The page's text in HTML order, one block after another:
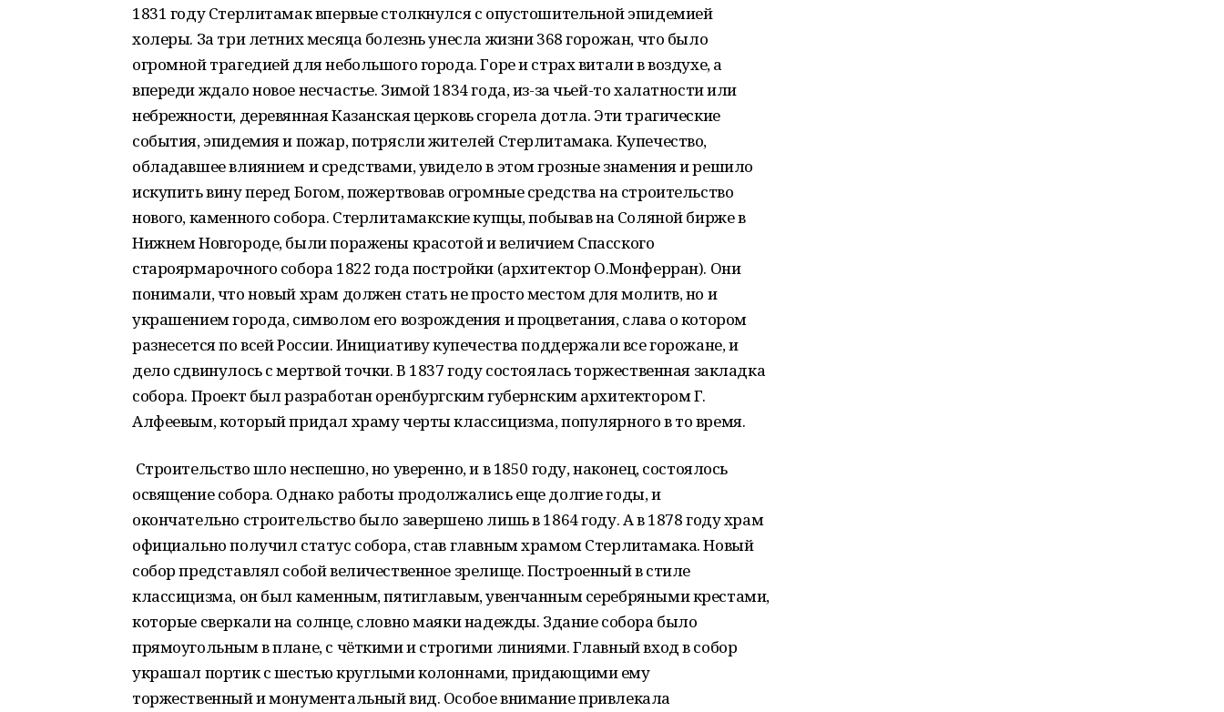
1831 году Стерлитамак впервые столкнулся с опустошительной эпидемией
холеры. За три летних месяца болезнь унесла жизни 368 горожан, что было
огромной трагедией для небольшого города. Горе и страх витали в воздухе, а
впереди ждало новое несчастье. Зимой 1834 года, из-за чьей-то халатности или
небрежности, деревянная Казанская церковь сгорела дотла. Эти трагические
события, эпидемия и пожар, потрясли жителей Стерлитамака. Купечество,
обладавшее влиянием и средствами, увидело в этом грозные знамения и решило
искупить вину перед Богом, пожертвовав огромные средства на строительство
нового, каменного собора. Стерлитамакские купцы, побывав на Соляной бирже в
Нижнем Новгороде, были поражены красотой и величием Спасского
староярмарочного собора 1822 года постройки (архитектор О.Монферран). Они
понимали, что новый храм должен стать не просто местом для молитв, но и
украшением города, символом его возрождения и процветания, слава о котором
разнесется по всей России. Инициативу купечества поддержали все горожане, и
дело сдвинулось с мертвой точки. В 1837 году состоялась торжественная закладка
собора. Проект был разработан оренбургским губернским архитектором Г.
Алфеевым, который придал храму черты классицизма, популярного в то время.
Строительство шло неспешно, но уверенно, и в 1850 году, наконец, состоялось
освящение собора. Однако работы продолжались еще долгие годы, и
окончательно строительство было завершено лишь в 1864 году. А в 1878 году храм
официально получил статус собора, став главным храмом Стерлитамака. Новый
собор представлял собой величественное зрелище. Построенный в стиле
классицизма, он был каменным, пятиглавым, увенчанным серебряными крестами,
которые сверкали на солнце, словно маяки надежды. Здание собора было
прямоугольным в плане, с чёткими и строгими линиями. Главный вход в собор
украшал портик с шестью круглыми колоннами, придающими ему
торжественный и монументальный вид. Особое внимание привлекала